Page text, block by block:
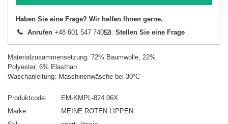
Haben Sie eine Frage? Wir helfen Ihnen gerne.
Anrufen +48 601 547 740 Stellen Sie eine Frage
Materialzusammensetzung: 72% Baumwolle, 22%
Polyester, 6% Elasthan
Waschanleitung: Maschinenwäsche bei 30°C
Produktcode
EM-KMPL-824.06X
Marke
MEINE ROTEN LIPPEN